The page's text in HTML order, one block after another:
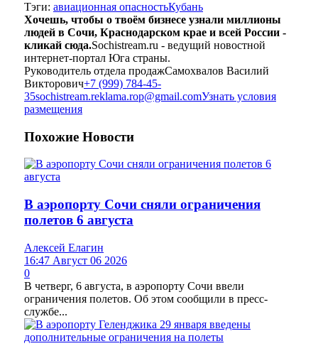
Тэги: авиационная опасностьКубань
Хочешь, чтобы о твоём бизнесе узнали миллионы
людей в Сочи, Краснодарском крае и всей России -
кликай сюда.Sochistream.ru - ведущий новостной
интернет-портал Юга страны.
Руководитель отдела продажСамохвалов Василий
Викторович+7 (999) 784-45-
35sochistream.reklama.rop@gmail.comУзнать условия
размещения
Похожие Новости
В аэропорту Сочи сняли ограничения
полетов 6 августа
Алексей Елагин
16:47 Август 06 2026
0
В четверг, 6 августа, в аэропорту Сочи ввели
ограничения полетов. Об этом сообщили в пресс-
службе...